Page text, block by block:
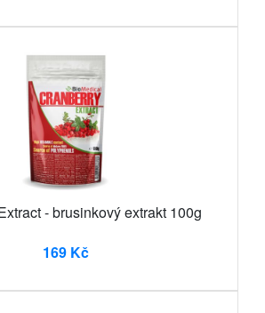
- brusinkový extrakt 100g
169 Kč